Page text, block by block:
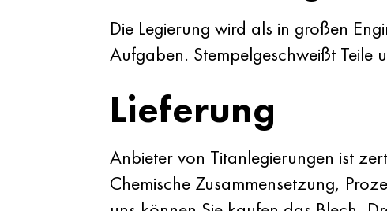
Die Legierung wird als in großen
Aufgaben. Stempelgeschweißt
Lieferung
Anbieter von Titanlegierungen ist
Chemische Zusammensetzung,